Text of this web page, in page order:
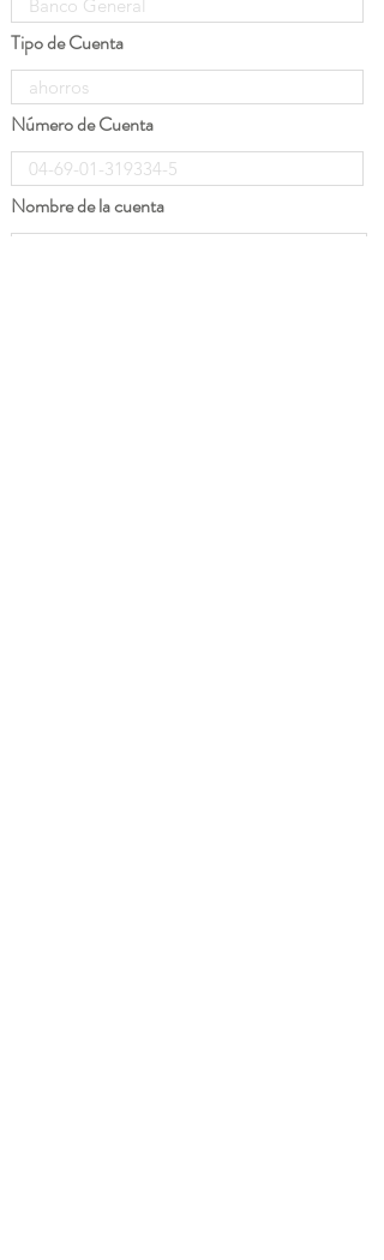
Tipo de Cuenta
Número de Cuenta
Nombre de la cuenta